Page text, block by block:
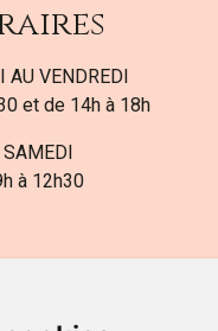
AU VENDREDI
et de 14h à 18h
SAMEDI
à 12h30